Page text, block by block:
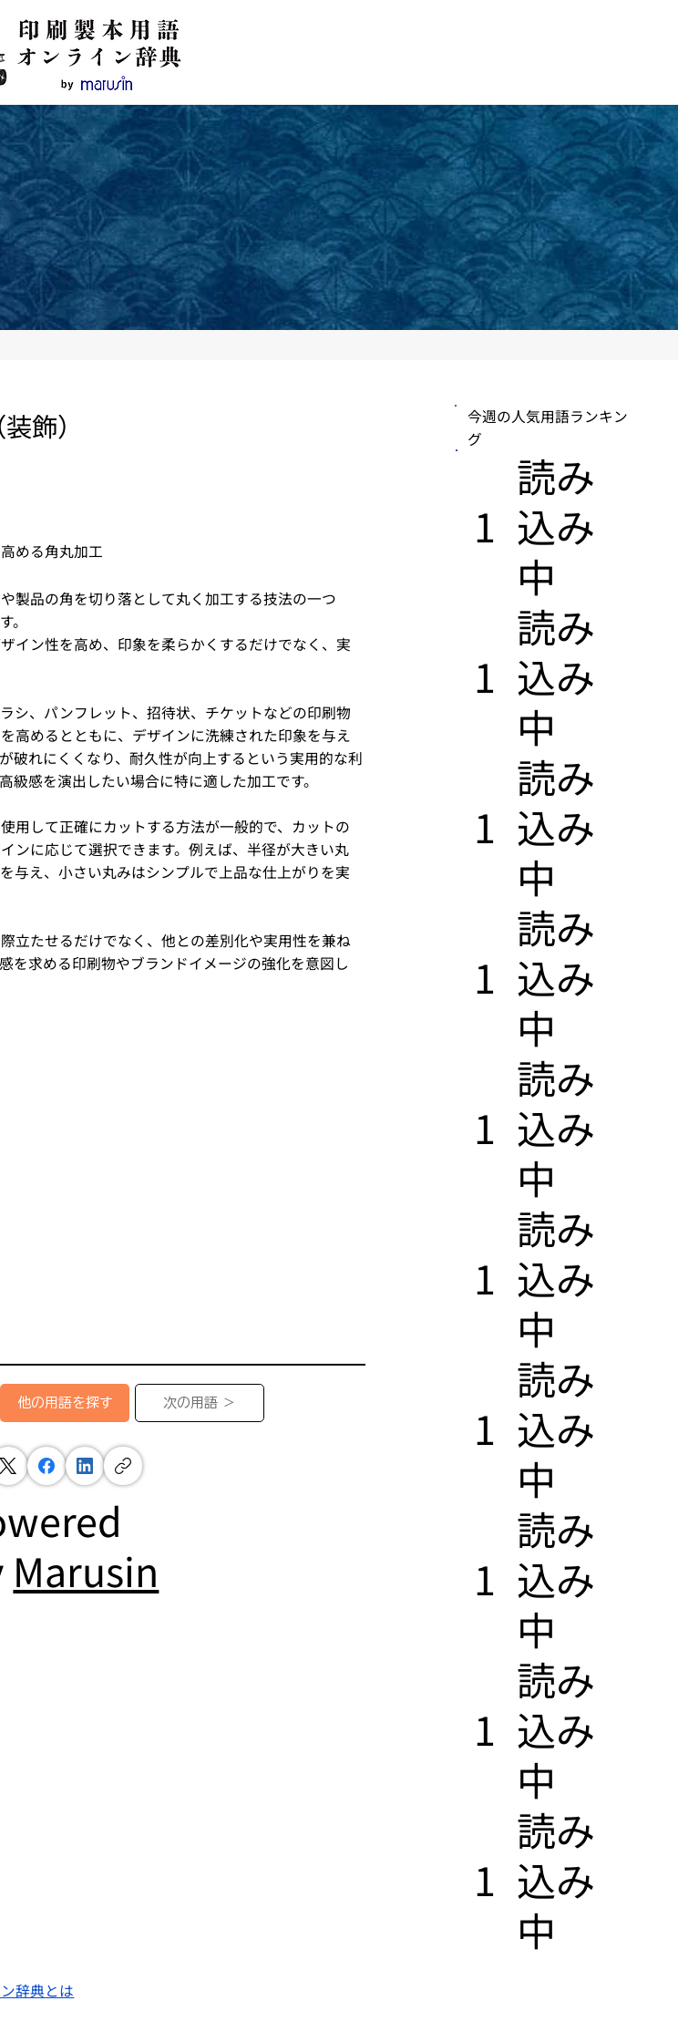
飾）
める角丸加工
製品の角を切り落として丸く加工する技法の一つ
。
イン性を高め、印象を柔らかくするだけでなく、実
シ、パンフレット、招待状、チケットなどの印刷物
高めるとともに、デザインに洗練された印象を与え
破れにくくなり、耐久性が向上するという実用的な利
級感を演出したい場合に特に適した加工です。
用して正確にカットする方法が一般的で、カットの
ンに応じて選択できます。例えば、半径が大きい丸
与え、小さい丸みはシンプルで上品な仕上がりを実
立たせるだけでなく、他との差別化や実用性を兼ね
を求める印刷物やブランドイメージの強化を意図し
今週の人気用語ランキン
グ
1
​読み
込み
中
1
​読み
込み
中
1
​読み
込み
中
1
​読み
込み
中
1
​読み
込み
中
1
​読み
込み
中
1
​読み
込み
中
1
​読み
込み
中
1
​読み
込み
中
1
​読み
込み
中
他の用語を探す 次の用語 ＞
Marusin
辞典とは